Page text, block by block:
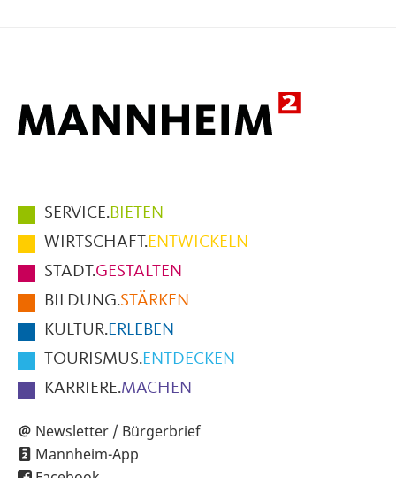
Hauptmenüpunkte
im
Fußbereich
der
Seite
SERVICE.BIETEN
WIRTSCHAFT.ENTWICKELN
STADT.GESTALTEN
BILDUNG.STÄRKEN
KULTUR.ERLEBEN
TOURISMUS.ENTDECKEN
KARRIERE.MACHEN
Newsletter / Bürgerbrief
Mannheim-App